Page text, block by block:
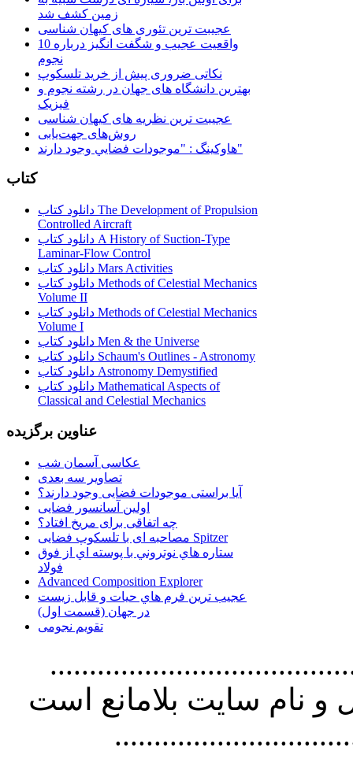
زمین کشف شد
عجیبت ترین تئوری های کیهان شناسی
10 واقعیت عجیب و شگفت انگیز درباره
نجوم
نکاتی ضروری پیش از خرید تلسکوپ
بهترین دانشگاه های جهان در رشته نجوم و
فیزیک
عجیبت ترین نظریه های کیهان شناسی
روش‌های جهت‌یابی
هاوكينگ : "موجودات فضايي وجود دارند"
کتاب
دانلود کتاب The Development of Propulsion
Controlled Aircraft
دانلود کتاب A History of Suction-Type
Laminar-Flow Control
دانلود کتاب Mars Activities
دانلود کتاب Methods of Celestial Mechanics
Volume II
دانلود کتاب Methods of Celestial Mechanics
Volume I
دانلود کتاب Men & the Universe
دانلود کتاب Schaum's Outlines - Astronomy
دانلود کتاب Astronomy Demystified
دانلود کتاب Mathematical Aspects of
Classical and Celestial Mechanics
عناوین برگزیده
عکاسی آسمان شب
تصاویر سه بعدی
آیا براستی موجودات فضایی وجود دارند؟
اولین آسانسور فضایی
چه اتفاقی برای مریخ افتاد؟
مصاحبه ای با تلسکوپ فضایی Spitzer
ستاره هاي نوتروني با پوسته اي از فوق
فولاد
Advanced Composition Explorer
عجیب ترین فرم هاي حيات و قابل زيست
در جهان (قسمت اول)
تقویم نجومی
استفاده از
نام سايت بلامانع است